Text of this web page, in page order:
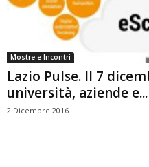
Mostre e Incontri
Lazio Pulse. Il 7
università, aziende e...
2 Dicembre 2016